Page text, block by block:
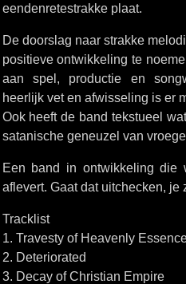
eendenretestrakke plaat.
De doorslag naar strakke
positieve ontwikkeling te
aan spel, productie en
heerlijk vet en afwisseling is er
Ook heeft de band tekstueel
satanische geneuzel van
Een band in ontwikkeling die
aflevert. Gaat dat uitchecken, je
Tracklist
1. Travesty of Heavenly
2. Deteriorated
3. Decay of Christian Empire